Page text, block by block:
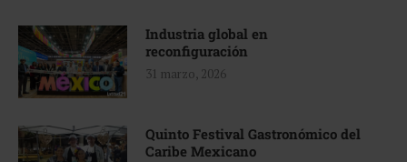
Industria global en
reconfiguración
31 marzo, 2026
Quinto Festival Gastronómico del
Caribe Mexicano